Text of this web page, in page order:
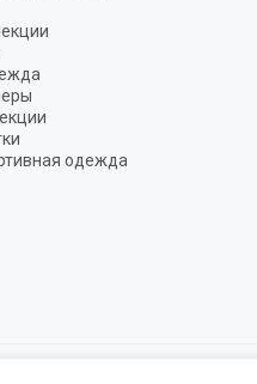
одежда
премиум класса.